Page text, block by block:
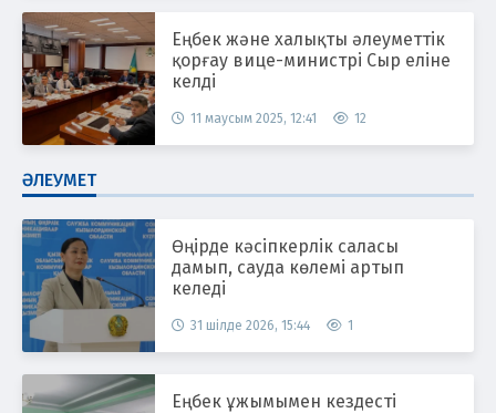
Еңбек және халықты әлеуметтік
қорғау вице-министрі Сыр еліне
келді
11 маусым 2025, 12:41 12
ӘЛЕУМЕТ
Өңірде кәсіпкерлік саласы
дамып, сауда көлемі артып
келеді
31 шілде 2026, 15:44 1
Еңбек ұжымымен кездесті